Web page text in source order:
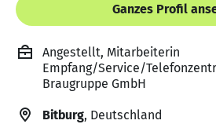
Ganzes Profil
Angestellt, Mitarbeiterin
Empfang/Service/
Braugruppe GmbH
Bitburg, Deutschland